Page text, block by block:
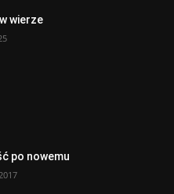
wierze
po nowemu